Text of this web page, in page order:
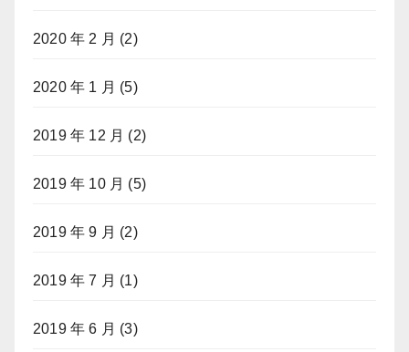
2020 年 2 月 (2)
2020 年 1 月 (5)
2019 年 12 月 (2)
2019 年 10 月 (5)
2019 年 9 月 (2)
2019 年 7 月 (1)
2019 年 6 月 (3)